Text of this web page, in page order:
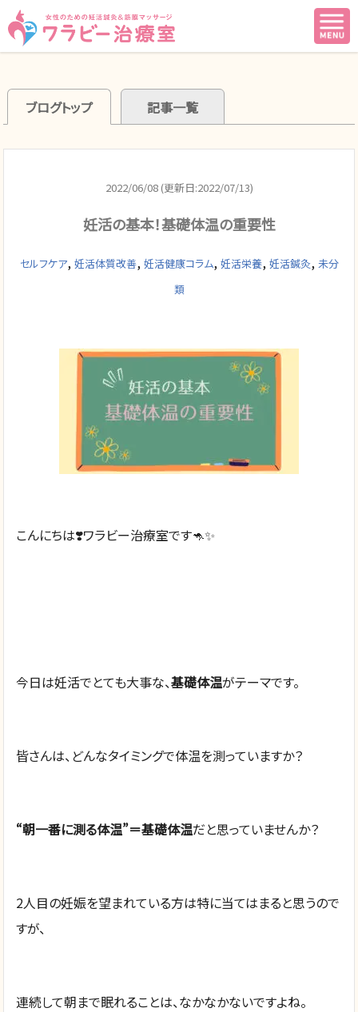
ブログトップ 記事一覧
2022/06/08 (更新日:2022/07/13)
妊活の基本！基礎体温の重要性
セルフケア, 妊活体質改善, 妊活健康コラム, 妊活栄養, 妊活鍼灸, 未分
類
こんにちは❣️ワラビー治療室です🦘✨
今日は妊活でとても大事な、基礎体温がテーマです。
皆さんは、どんなタイミングで体温を測っていますか？
“朝一番に測る体温”＝基礎体温だと思っていませんか？
2人目の妊娠を望まれている方は特に当てはまると思うので
すが、
連続して朝まで眠れることは、なかなかないですよね。